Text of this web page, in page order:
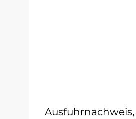
Ausfuhrnachweis,